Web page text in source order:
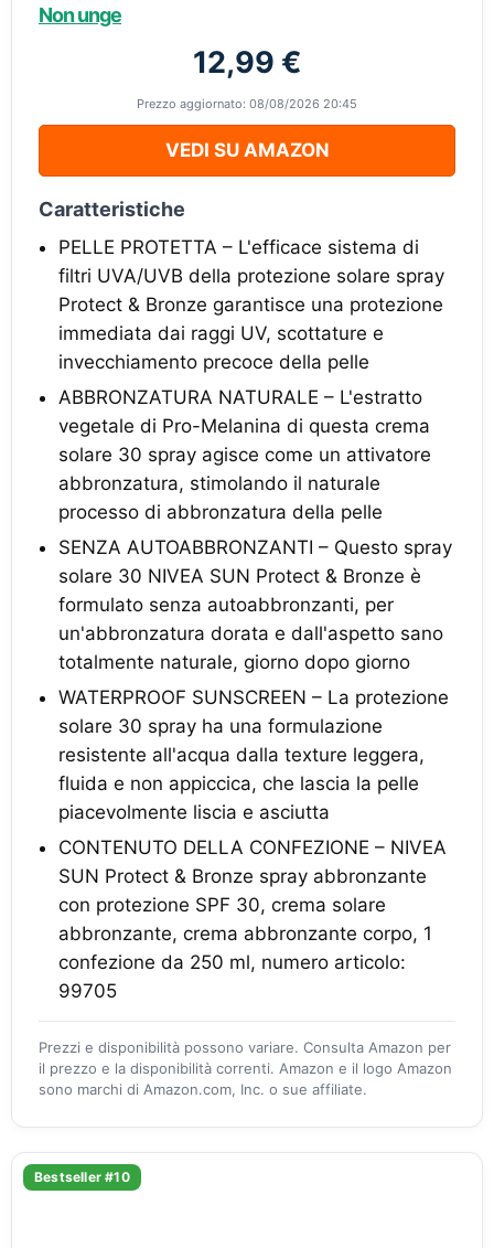
Non unge
12,99 €
Prezzo aggiornato: 08/08/2026 20:45
VEDI SU AMAZON
Caratteristiche
PELLE PROTETTA – L'efficace sistema di
filtri UVA/UVB della protezione solare spray
Protect & Bronze garantisce una protezione
immediata dai raggi UV, scottature e
invecchiamento precoce della pelle
ABBRONZATURA NATURALE – L'estratto
vegetale di Pro-Melanina di questa crema
solare 30 spray agisce come un attivatore
abbronzatura, stimolando il naturale
processo di abbronzatura della pelle
SENZA AUTOABBRONZANTI – Questo spray
solare 30 NIVEA SUN Protect & Bronze è
formulato senza autoabbronzanti, per
un'abbronzatura dorata e dall'aspetto sano
totalmente naturale, giorno dopo giorno
WATERPROOF SUNSCREEN – La protezione
solare 30 spray ha una formulazione
resistente all'acqua dalla texture leggera,
fluida e non appiccica, che lascia la pelle
piacevolmente liscia e asciutta
CONTENUTO DELLA CONFEZIONE – NIVEA
SUN Protect & Bronze spray abbronzante
con protezione SPF 30, crema solare
abbronzante, crema abbronzante corpo, 1
confezione da 250 ml, numero articolo:
99705
Prezzi e disponibilità possono variare. Consulta Amazon per
il prezzo e la disponibilità correnti. Amazon e il logo Amazon
sono marchi di Amazon.com, Inc. o sue affiliate.
Bestseller #10